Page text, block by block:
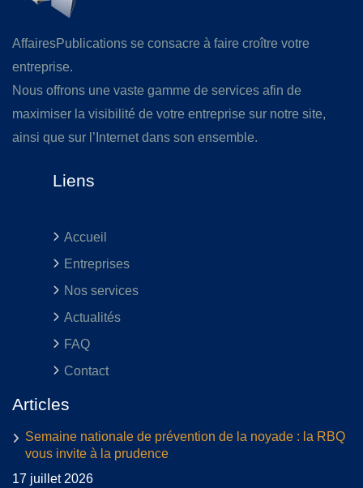
AffairesPublications se consacre à faire croître votre
entreprise.
Nous offrons une vaste gamme de services afin de
maximiser la visibilité de votre entreprise sur notre site,
ainsi que sur l’Internet dans son ensemble.
Liens
Accueil
Entreprises
Nos services
Actualités
FAQ
Contact
Articles
Semaine nationale de prévention de la noyade : la RBQ
vous invite à la prudence
17 juillet 2026